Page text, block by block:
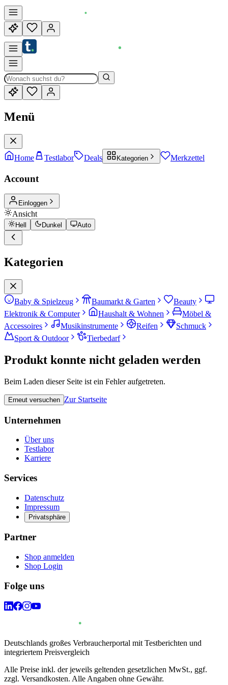
Menü
Home Testlabor Deals Kategorien Merkzettel
Account
Einloggen
Ansicht
Hell Dunkel Auto
Kategorien
Baby & Spielzeug Baumarkt & Garten
Beauty
Elektronik & Computer
Haushalt & Wohnen
Möbel &
Accessoires
Musikinstrumente Reifen
Schmuck
Sport & Outdoor
Tierbedarf
Produkt konnte nicht geladen werden
Beim Laden dieser Seite ist ein Fehler aufgetreten.
Erneut versuchen Zur Startseite
Unternehmen
Über uns
Testlabor
Karriere
Services
Datenschutz
Impressum
Privatsphäre
Partner
Shop anmelden
Shop Login
Folge uns
Deutschlands großes Verbraucherportal mit Testberichten und
integriertem Preisvergleich
Alle Preise inkl. der jeweils geltenden gesetzlichen MwSt., ggf.
zzgl. Versandkosten. Alle Angaben ohne Gewähr.